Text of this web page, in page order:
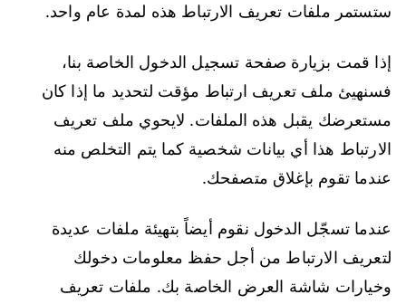
ستستمر ملفات تعريف الارتباط هذه لمدة عام واحد.
إذا قمت بزيارة صفحة تسجيل الدخول الخاصة بنا،
فسنهيئ ملف تعريف ارتباط مؤقت لتحديد ما إذا كان
مستعرضك يقبل هذه الملفات. لايحوي ملف تعريف
الارتباط هذا أي بيانات شخصية كما يتم التخلص منه
عندما تقوم بإغلاق متصفحك.
عندما تسجّل الدخول نقوم أيضاً بتهيئة ملفات عديدة
لتعريف الارتباط من أجل حفظ معلومات دخولك
وخيارات شاشة العرض الخاصة بك. ملفات تعريف